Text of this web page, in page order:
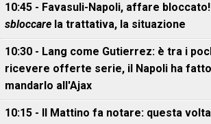
10:45 - Favasuli-Napoli, affare
sbloccare la trattativa, la situazione
10:30 - Lang come Gutierrez: è tra i
ricevere offerte serie, il Napoli ha
mandarlo all'Ajax
10:15 - Il Mattino fa notare: questa